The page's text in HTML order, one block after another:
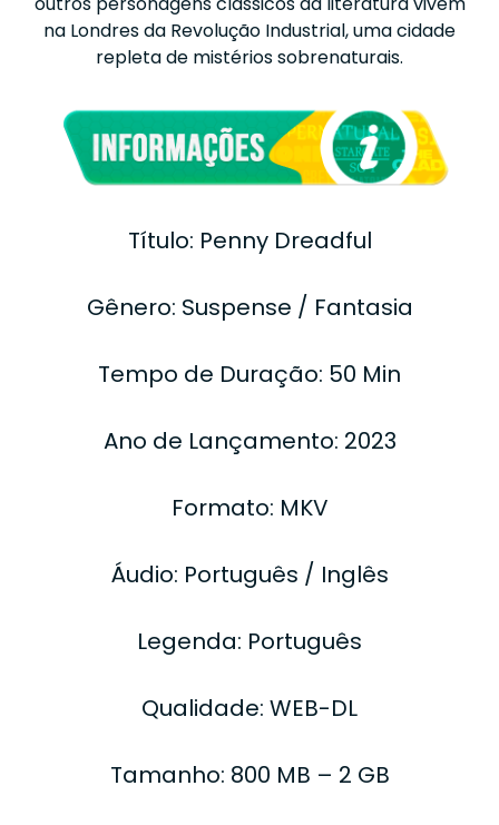
na Londres da Revolução Industrial, uma cidade
repleta de mistérios sobrenaturais.
Título: Penny Dreadful
Gênero: Suspense / Fantasia
Tempo de Duração: 50 Min
Ano de Lançamento: 2023
Formato: MKV
Áudio: Português / Inglês
Legenda: Português
Qualidade: WEB-DL
Tamanho: 800 MB – 2 GB